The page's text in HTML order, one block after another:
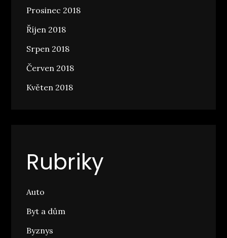
Prosinec 2018
Říjen 2018
Srpen 2018
Červen 2018
Květen 2018
Rubriky
Auto
Byt a dům
Byznys